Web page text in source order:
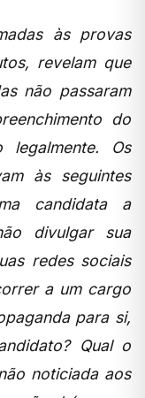
às provas
revelam que
não passaram
do
legalmente. Os
às seguintes
candidata a
divulgar sua
redes sociais
a um cargo
para si,
Qual o
noticiada aos